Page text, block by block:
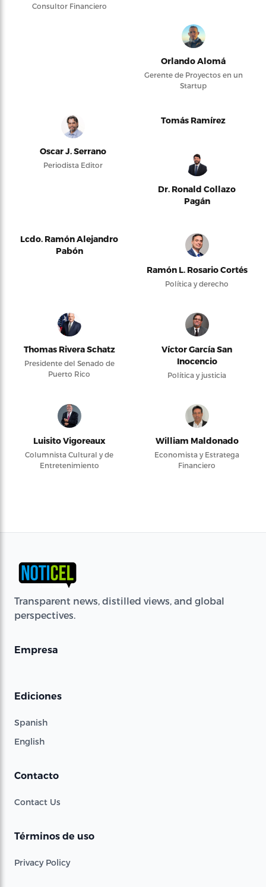
Consultor Financiero
Orlando Alomá
Gerente de Proyectos en un
Startup
Oscar J. Serrano
Periodista Editor
Tomás Ramírez
Dr. Ronald Collazo
Pagán
Lcdo. Ramón Alejandro
Pabón
Ramón L. Rosario Cortés
Política y derecho
Thomas Rivera Schatz
Presidente del Senado de
Puerto Rico
Víctor García San
Inocencio
Política y justicia
Luisito Vigoreaux
Columnista Cultural y de
Entretenimiento
William Maldonado
Economista y Estratega
Financiero
Transparent news, distilled views, and global
perspectives.
Empresa
Ediciones
Spanish
English
Contacto
Contact Us
Términos de uso
Privacy Policy